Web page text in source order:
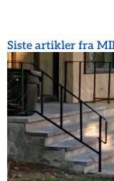
Siste artikler fra